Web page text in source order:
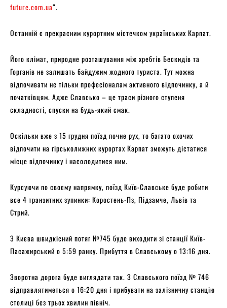
future.com.ua“.
Останній є прекрасним курортним містечком українських Карпат.
Його клімат, природне розташування між хребтів Бескидів та
Горганів не залишать байдужим жодного туриста. Тут можна
відпочивати не тільки професіоналам активного відпочинку, а й
початківцям. Адже Славсько – це траси різного ступеня
складності, спуски на будь-який смак.
Оскільки вже з 15 грудня поїзд почне рух, то багато охочих
відпочити на гірськолижних курортах Карпат зможуть дістатися
місце відпочинку і насолодитися ним.
Курсуючи по своєму напрямку, поїзд Київ-Славське буде робити
все 4 транзитних зупинки: Коростень-Пз, Підзамче, Львів та
Стрий.
З Києва швидкісний потяг №745 буде виходити зі станції Київ-
Пасажирський о 5:59 ранку. Прибуття в Славському о 13:16 дня.
Зворотна дорога буде виглядати так. З Славського поїзд № 746
відправлятиметься о 16:20 дня і прибувати на залізничну станцію
столиці без трьох хвилин північ.